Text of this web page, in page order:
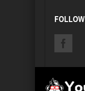
FOLLOW